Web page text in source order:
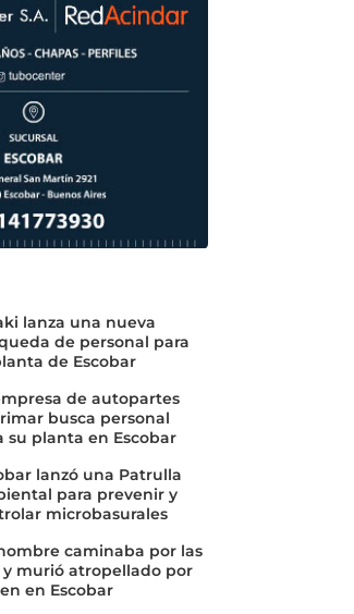
lanza una nueva
de personal para
de Escobar
de autopartes
busca personal
su planta en Escobar
lanzó una Patrulla
para prevenir y
microbasurales
caminaba por las
y murió atropellado por
en Escobar